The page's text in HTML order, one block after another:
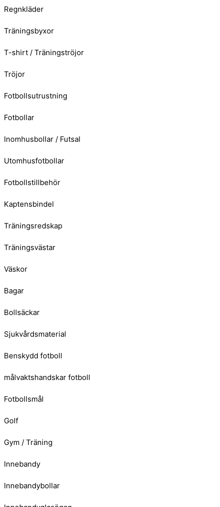
Regnkläder
Träningsbyxor
T-shirt / Träningströjor
Tröjor
Fotbollsutrustning
Fotbollar
Inomhusbollar / Futsal
Utomhusfotbollar
Fotbollstillbehör
Kaptensbindel
Träningsredskap
Träningsvästar
Väskor
Bagar
Bollsäckar
Sjukvårdsmaterial
Benskydd fotboll
målvaktshandskar fotboll
Fotbollsmål
Golf
Gym / Träning
Innebandy
Innebandybollar